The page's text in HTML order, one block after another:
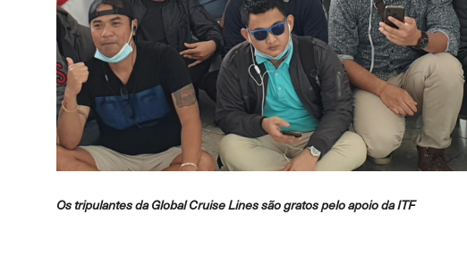
Os tripulantes da Global Cruise Lines são gratos pelo apoio da ITF